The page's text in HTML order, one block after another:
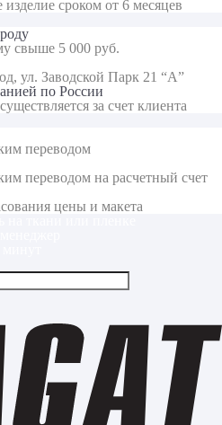
сроком от 6 месяцев
свыше 5 000 руб.
ул. Заводской Парк 21 “А”
по России
за счет клиента
переводом
переводом на расчетный счет
цены и макета